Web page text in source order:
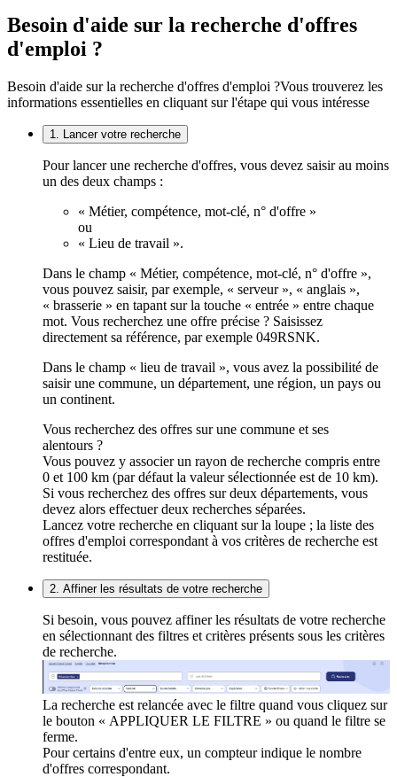
Besoin d'aide sur la recherche d'offres
d'emploi ?
Besoin d'aide sur la recherche d'offres d'emploi ?Vous trouverez les
informations essentielles en cliquant sur l'étape qui vous intéresse
1. Lancer votre recherche
Pour lancer une recherche d'offres, vous devez saisir au moins
un des deux champs :
« Métier, compétence, mot-clé, n° d'offre »
ou
« Lieu de travail ».
Dans le champ « Métier, compétence, mot-clé, n° d'offre »,
vous pouvez saisir, par exemple, « serveur », « anglais »,
« brasserie » en tapant sur la touche « entrée » entre chaque
mot. Vous recherchez une offre précise ? Saisissez
directement sa référence, par exemple 049RSNK.
Dans le champ « lieu de travail », vous avez la possibilité de
saisir une commune, un département, une région, un pays ou
un continent.
Vous recherchez des offres sur une commune et ses
alentours ?
Vous pouvez y associer un rayon de recherche compris entre
0 et 100 km (par défaut la valeur sélectionnée est de 10 km).
Si vous recherchez des offres sur deux départements, vous
devez alors effectuer deux recherches séparées.
Lancez votre recherche en cliquant sur la loupe ; la liste des
offres d'emploi correspondant à vos critères de recherche est
restituée.
2. Affiner les résultats de votre recherche
Si besoin, vous pouvez affiner les résultats de votre recherche
en sélectionnant des filtres et critères présents sous les critères
de recherche.
La recherche est relancée avec le filtre quand vous cliquez sur
le bouton « APPLIQUER LE FILTRE » ou quand le filtre se
ferme.
Pour certains d'entre eux, un compteur indique le nombre
d'offres correspondant.